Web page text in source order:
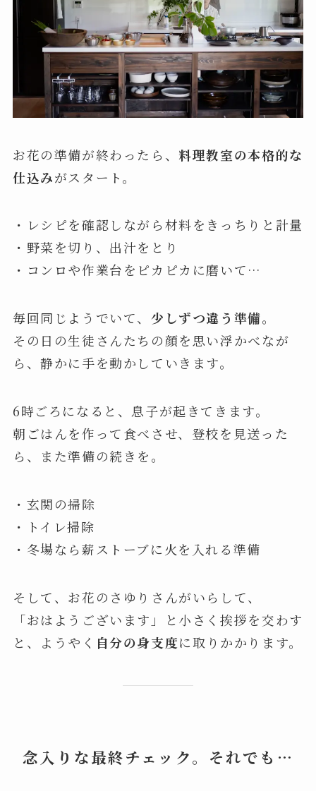
お花の準備が終わったら、 料理教室の本格的な
仕込みがスタート。
・レシピを確認しながら材料をきっちりと計量
・野菜を切り、出汁をとり
・コンロや作業台をピカピカに磨いて…
毎回同じようでいて、少しずつ違う準備。
その日の生徒さんたちの顔を思い浮かべなが
ら、静かに手を動かしていきます。
6時ごろになると、息子が起きてきます。
朝ごはんを作って食べさせ、登校を見送った
ら、また準備の続きを。
・玄関の掃除
・トイレ掃除
・冬場なら薪ストーブに火を入れる準備
そして、お花のさゆりさんがいらして、
「おはようございます」と小さく挨拶を交わす
と、ようやく 自分の身支度に取りかかります。
念入りな最終チェック。それでも…